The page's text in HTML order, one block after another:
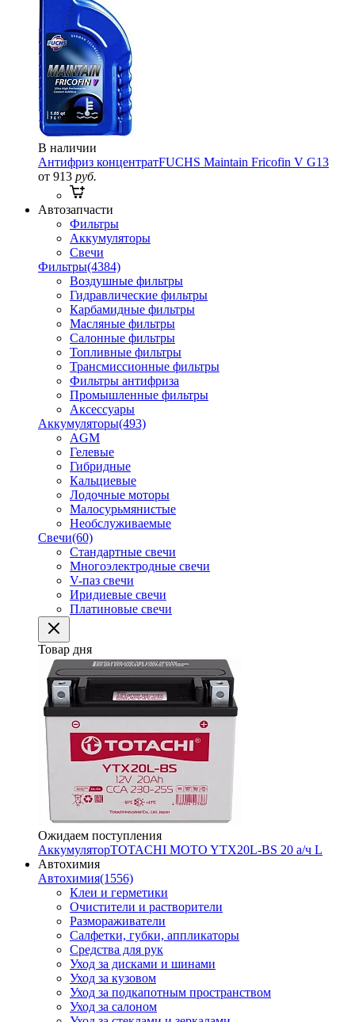
В наличии
Антифриз концентратFUCHS Maintain Fricofin V G13
от 913 руб.
Автозапчасти
Фильтры
Аккумуляторы
Свечи
Фильтры(4384)
Воздушные фильтры
Гидравлические фильтры
Карбамидные фильтры
Масляные фильтры
Салонные фильтры
Топливные фильтры
Трансмиссионные фильтры
Фильтры антифриза
Промышленные фильтры
Аксессуары
Аккумуляторы(493)
AGM
Гелевые
Гибридные
Кальциевые
Лодочные моторы
Малосурьмянистые
Необслуживаемые
Свечи(60)
Стандартные свечи
Многоэлектродные свечи
V-паз свечи
Иридиевые свечи
Платиновые свечи
Товар дня
Ожидаем поступления
АккумуляторTOTACHI MOTO YTX20L-BS 20 а/ч L
Автохимия
Автохимия(1556)
Клеи и герметики
Очистители и растворители
Размораживатели
Салфетки, губки, аппликаторы
Средства для рук
Уход за дисками и шинами
Уход за кузовом
Уход за подкапотным пространством
Уход за салоном